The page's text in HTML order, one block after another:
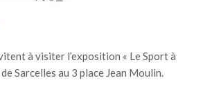
à visiter l’exposition « Le Sport à
Sarcelles au 3 place Jean Moulin.